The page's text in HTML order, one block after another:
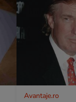
Avantaje.ro